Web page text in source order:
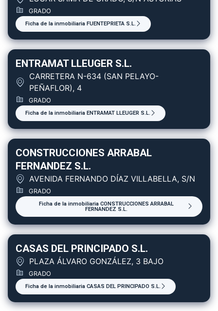
GRADO
Ficha de la inmobiliaria FUENTEPRIETA S.L.
ENTRAMAT LLEUGER S.L.
CARRETERA N-634 (SAN PELAYO-
PEÑAFLOR), 4
GRADO
Ficha de la inmobiliaria ENTRAMAT LLEUGER S.L.
CONSTRUCCIONES ARRABAL
FERNANDEZ S.L.
AVENIDA FERNANDO DÍAZ VILLABELLA, S/N
GRADO
Ficha de la inmobiliaria CONSTRUCCIONES ARRABAL
FERNANDEZ S.L.
CASAS DEL PRINCIPADO S.L.
PLAZA ÁLVARO GONZÁLEZ, 3 BAJO
GRADO
Ficha de la inmobiliaria CASAS DEL PRINCIPADO S.L.